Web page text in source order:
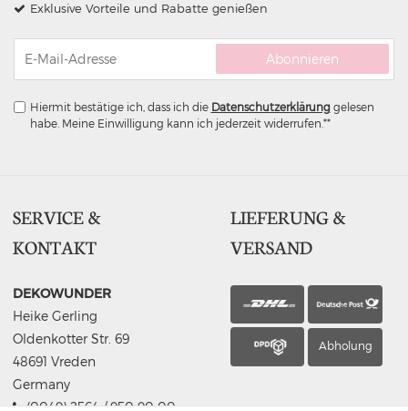
Exklusive Vorteile und Rabatte genießen
Abonnieren
Hiermit bestätige ich, dass ich die Daten­schutz­erklärunggelesen
habe. Meine Einwilligung kann ich jederzeit widerrufen.**
SERVICE &
KONTAKT
DEKOWUNDER
Heike Gerling
Oldenkotter Str. 69
48691 Vreden
Germany
(0049) 2564 / 950 90 00
LIEFERUNG &
VERSAND
Abholung